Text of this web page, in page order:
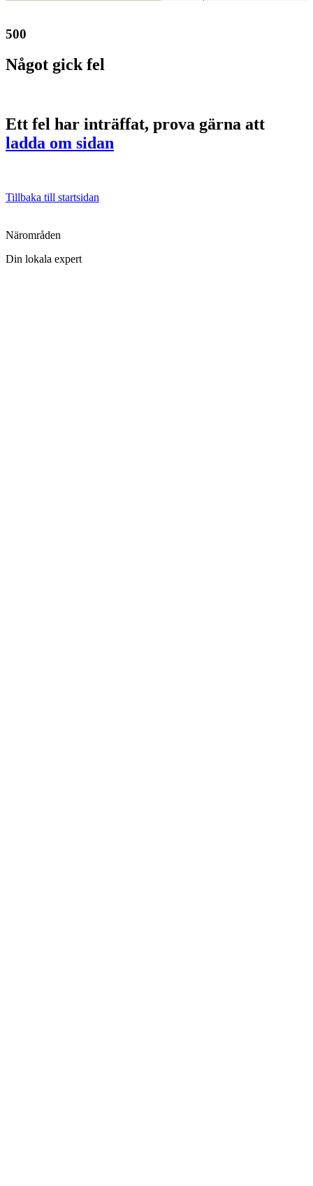
500
Något gick fel
Ett fel har inträffat, prova gärna att
ladda om sidan
Tillbaka till startsidan
Närområden
Din lokala expert